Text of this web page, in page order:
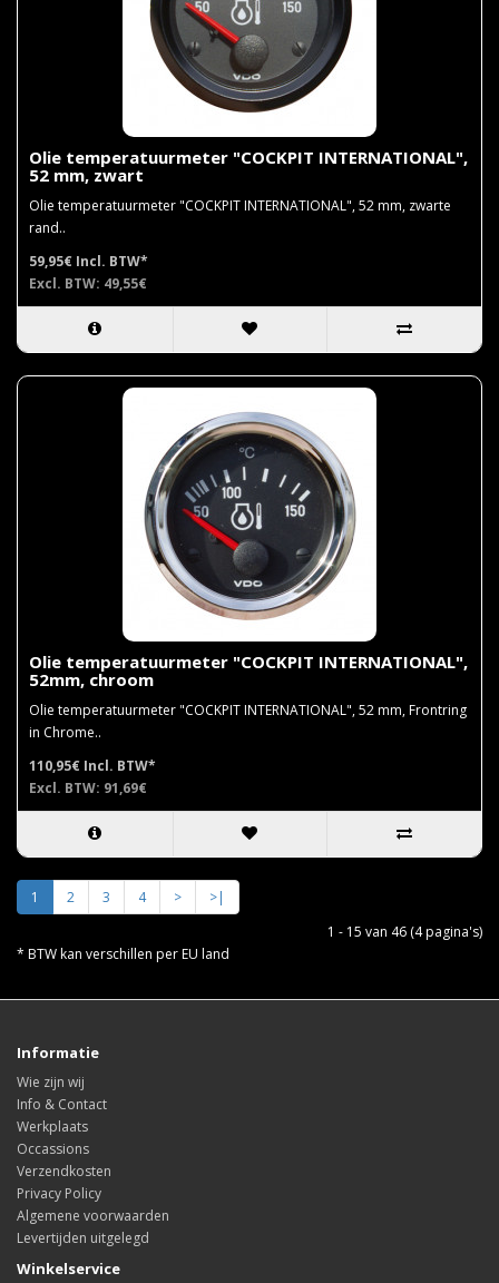
Olie temperatuurmeter "COCKPIT INTERNATIONAL",
52 mm, zwart
Olie temperatuurmeter "COCKPIT INTERNATIONAL", 52 mm, zwarte
rand..
59,95€ Incl. BTW*
Excl. BTW: 49,55€
Olie temperatuurmeter "COCKPIT INTERNATIONAL",
52mm, chroom
Olie temperatuurmeter "COCKPIT INTERNATIONAL", 52 mm, Frontring
in Chrome..
110,95€ Incl. BTW*
Excl. BTW: 91,69€
1 2 3 4 >
>|
1 - 15 van 46 (4 pagina's)
* BTW kan verschillen per EU land
Informatie
Wie zijn wij
Info & Contact
Werkplaats
Occassions
Verzendkosten
Privacy Policy
Algemene voorwaarden
Levertijden uitgelegd
Winkelservice